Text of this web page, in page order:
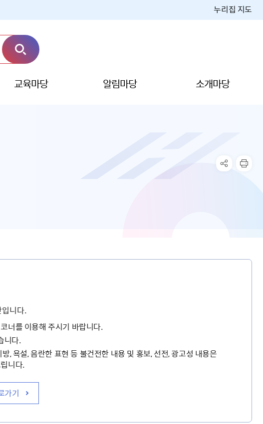
누리집 지도
교육마당 알림마당 소개마당
니다.
너를 이용해 주시기 바랍니다.
니다.
, 욕설, 음란한 표현 등 불건전한 내용 및 홍보, 선전, 광고성 내용은
니다.
가기